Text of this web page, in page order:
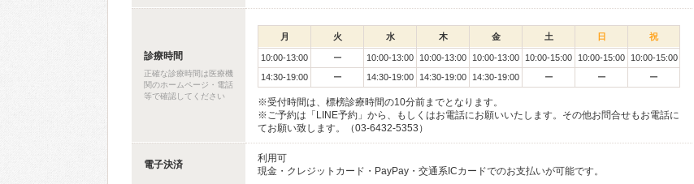
診療時間
正確な診療時間は医療機
関のホームページ・電話
等で確認してください
月 火 水 木 金 土 日 祝
10:00-13:00 ー 10:00-13:00 10:00-13:00 10:00-13:00 10:00-15:00 10:00-15:00
10:00-15:00
14:30-19:00
ー 14:30-19:00 14:30-19:00 14:30-19:00 ー ー ー
※受付時間は、標榜診療時間の10分前までとなります。
※ご予約は「LINE予約」から、もしくはお電話にお願いいたします。その他お問合せもお電話に
てお願い致します。（03-6432-5353）
電子決済
利用可
現金・クレジットカード・PayPay・交通系ICカードでのお支払いが可能です。